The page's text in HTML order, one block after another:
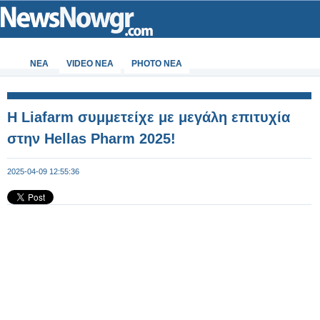
ΝΕΑ VIDEO NEA PHOTO NEA
H Liafarm συμμετείχε με μεγάλη επιτυχία
στην Hellas Pharm 2025!
2025-04-09 12:55:36